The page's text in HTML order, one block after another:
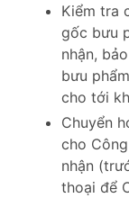
Kiểm tra
gốc bưu
nhận,
bưu
cho tới
Chuyển
cho
nhận
thoại để